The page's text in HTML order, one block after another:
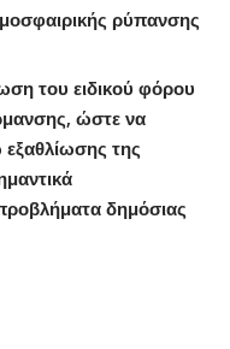
ρύπανσης
του ειδικού φόρου
ώστε να
της
δημόσιας